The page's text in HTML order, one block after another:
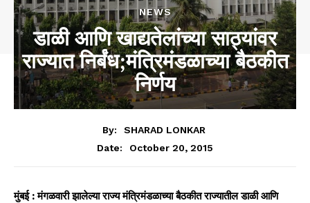
NEWS
डाळी आणि खाद्यतेलांच्या साठ्यांवर
राज्यात निर्बंध;मंत्रिमंडळाच्या बैठकीत
निर्णय
By:
SHARAD LONKAR
Date:
October 20, 2015
मुंबई : मंगळवारी झालेल्या राज्य मंत्रिमंडळाच्या बैठकीत राज्यातील डाळी आणि